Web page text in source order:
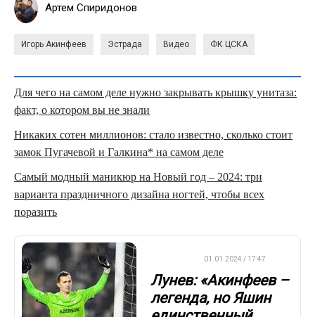
Артем Спиридонов
Игорь Акинфеев Эстрада Видео ФК ЦСКА
Для чего на самом деле нужно закрывать крышку унитаза:
факт, о котором вы не знали
Никаких сотен миллионов: стало известно, сколько стоит
замок Пугачевой и Галкина* на самом деле
Самый модный маникюр на Новый год – 2024: три
варианта праздничного дизайна ногтей, чтобы всех
поразить
01.01.2024 / 17:47
Лунев: «Акинфеев –
легенда, но Яшин